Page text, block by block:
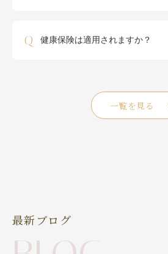
Q 健康保険は適用されますか？
一覧を見る
最新ブログ